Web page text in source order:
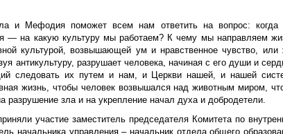
и Мефодия поможет всем нам ответить на вопрос:
— на какую культуру мы работаем? К чему мы направляем
культурой, возвышающей ум и нравственное чувство, или
антикультуру, разрушает человека, начиная с его души и
следовать их путем и нам, и Церкви нашей, и нашей
жизнь, чтобы человек возвышался над животным миром,
зла и на укрепление начал духа и добродетели.
участие заместитель председателя Комитета по
начальника управления – начальник отдела общего